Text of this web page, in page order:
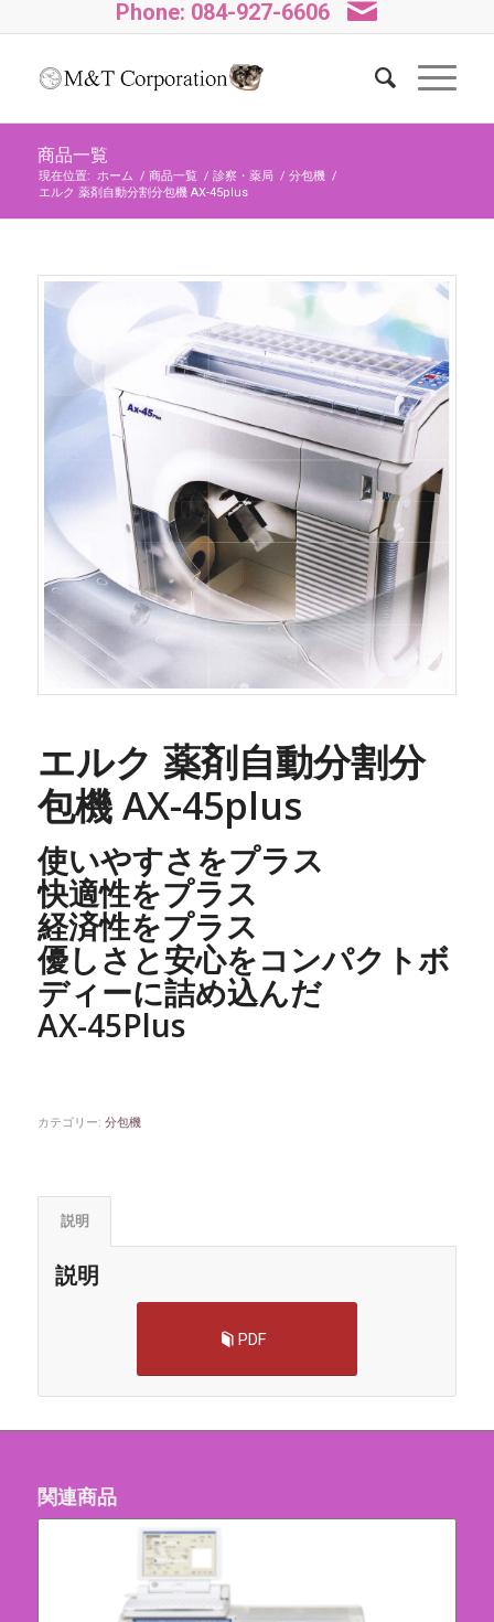
Phone: 084-927-6606
商品一覧
現在位置: ホーム / 商品一覧 / 診察・薬局 / 分包機 /
エルク 薬剤自動分割分包機 AX-45plus
エルク 薬剤自動分割分
包機 AX-45plus
使いやすさをプラス
快適性をプラス
経済性をプラス
優しさと安心をコンパクトボ
ディーに詰め込んだ
AX-45Plus
カテゴリー: 分包機
説明
説明
PDF
関連商品